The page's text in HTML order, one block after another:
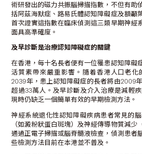
術研發出的磁力共振腦掃描指數，不但有助
括阿茲海默症、路易氏體認知障礙症及額顳
首次證實這指數在臨床偵測這三類早期神經
面具高準確度。
及早診斷是治療認知障礙症的關鍵
在香港，每十名長者便有一位罹患認知障礙
活質素帶來嚴重影響。隨着香港人口老化
2039年，患上認知障礙症的長者將由2009
超過33萬人。及早診斷及介入治療是減輕
現時仍缺乏一個簡單有效的早期檢測方法。
神經系統退化性認知障礙疾病患者常見的
（如澱粉狀蛋白斑塊）及神經傳導物質減少
通過正電子掃描或腦脊髓液檢查，偵測患者
些檢測方法目前在本港並不普及。